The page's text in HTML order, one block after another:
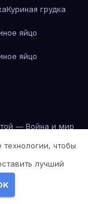
Куриная грудка
яйцо
яйцо
— Война и мир
и мир
и мир
и мир
чтобы
лучший